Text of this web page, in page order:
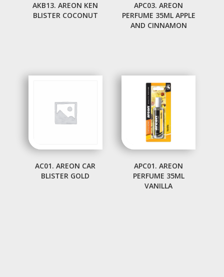
AKB13. AREON KEN
BLISTER COCONUT
APC03. AREON
PERFUME 35ML APPLE
AND CINNAMON
AC01. AREON CAR
BLISTER GOLD
APC01. AREON
PERFUME 35ML
VANILLA